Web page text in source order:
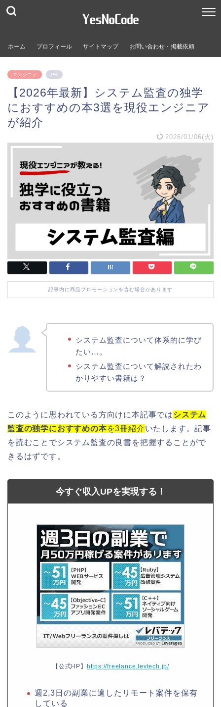
ホーム プロフィール サイトマップ お問い合わせ・掲載依頼
エンジニア PR
【2026年最新】システム監査の独学
におすすめの本3選を現役エンジニア
が紹介
2026/01/06(火)
記事内に商品プロモーションを含む場合があります
システム監査について体系的に学び
たい…。
システム監査について解説されたわ
かりやすい書籍は？
このように思われている方向けに本記事ではシステム
監査の独学におすすめの本を3冊紹介いたします。記事
を読むことでシステム監査の良書を把握することがで
きるはずです。
今すぐ収入UPを実現する！
【公式HP】 https://freelance.levtech.jp/
週2,3日の副業に適したリモート案件を保有
している